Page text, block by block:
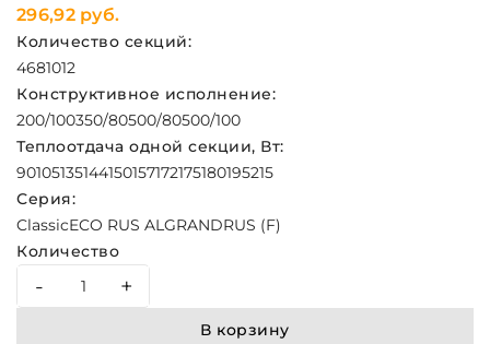
296,92 руб.
Количество секций:
4681012
Конструктивное исполнение:
200/100350/80500/80500/100
Теплоотдача одной секции, Вт:
90105135144150157172175180195215
Серия:
ClassicECO RUS ALGRANDRUS (F)
Количество
- +
В корзину